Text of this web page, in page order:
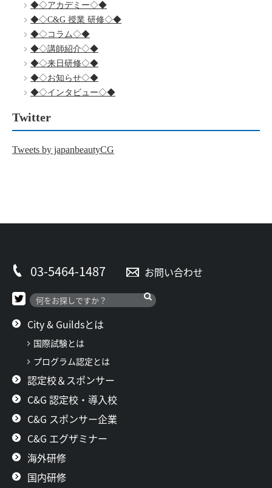
◆◇アカデミー◇◆
◆◇C&G 授業 研修◇◆
◆◇コラム◇◆
◆◇講師紹介◇◆
◆◇来日研修◇◆
◆◇お知らせ◇◆
◆◇インタビュー◇◆
Twitter
Tweets by japanbeautyCG
03-5464-1487 お問い合わせ
City & Guildsとは
国際試験とは
プログラム認定とは
認定校＆スポンサー
C&G 認定校・導入校
C&G スポンサー企業
C&G エグザミナー
海外研修
国内研修